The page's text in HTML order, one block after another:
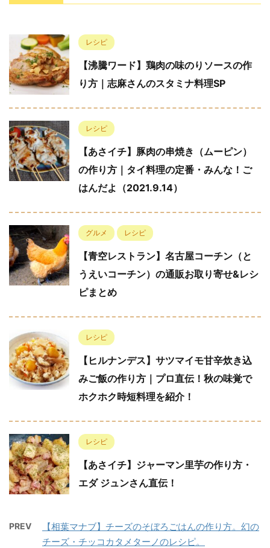
レシピ
【沸騰ワード】鶏肉の味のりソースの作
り方｜志麻さんのスタミナ料理SP
レシピ
【あさイチ】豚肉の串焼き（ムーピン）
の作り方｜タイ料理の定番・みんな！ご
はんだよ（2021.9.14）
グルメ レシピ
【青空レストラン】名古屋コーチン（と
うえいコーチン）の通販お取り寄せ&レシ
ピまとめ
レシピ
【ヒルナンデス】サツマイモ甘辛炊き込
みご飯の作り方｜プロ直伝！秋の味覚で
ホクホク時短料理を紹介！
レシピ
【あさイチ】ジャーマン里芋の作り方・
エダ ジュンさん直伝！
PREV
【相葉マナブ】チーズのそぼろごはんの作り方。幻の
チーズ・チッコカタメターノのレシピ。